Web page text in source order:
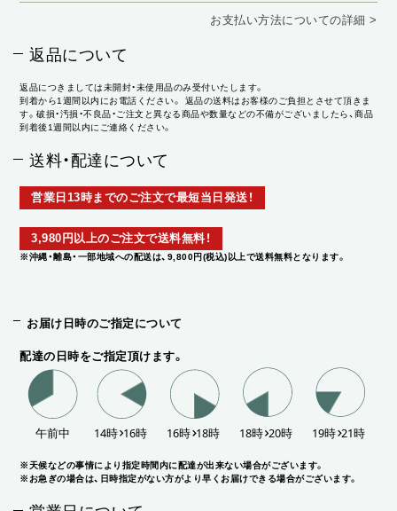
お支払い方法についての詳細 >
返品について
返品につきましては未開封・未使用品のみ受付いたします。
到着から1週間以内にお電話ください。 返品の送料はお客様のご負担とさせて頂きま
す。破損・汚損・不良品・ご注文と異なる商品や数量などの不備がございましたら、商品
到着後1週間以内にご連絡ください。
送料・配達について
営業日13時までのご注文で最短当日発送！
3,980円以上のご注文で送料無料！
※沖縄・離島・一部地域への配送は、9,800円(税込)以上で送料無料となります。
お届け日時のご指定について
配達の日時をご指定頂けます。
※天候などの事情により指定時間内に配達が出来ない場合がございます。
※お急ぎの場合は、日時指定がない方がより早くお届けできる場合がございます。